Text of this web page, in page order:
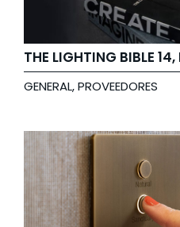
GENERAL,PROVEEDORES